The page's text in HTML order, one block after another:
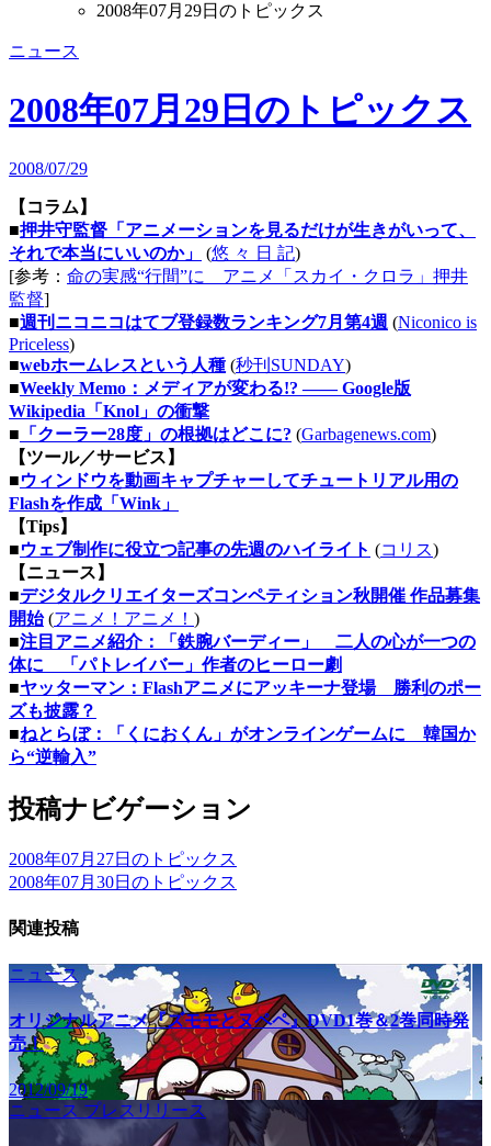
2008年07月29日のトピックス
ニュース
2008年07月29日のトピックス
2008/07/29
【コラム】
■押井守監督「アニメーションを見るだけが生きがいって、
それで本当にいいのか」
(悠 々 日 記)
[参考： 命の実感“行間”に アニメ「スカイ・クロラ」押井
監督]
■週刊ニコニコはてブ登録数ランキング7月第4週 (Niconico is
Priceless)
■webホームレスという人種 (秒刊SUNDAY)
■Weekly Memo：メディアが変わる!? ―― Google版
Wikipedia「Knol」の衝撃
■ 「クーラー28度」の根拠はどこに? (Garbagenews.com)
【ツール／サービス】
■ウィンドウを動画キャプチャーしてチュートリアル用の
Flashを作成「Wink」
【Tips】
■ウェブ制作に役立つ記事の先週のハイライト (コリス)
【ニュース】
■デジタルクリエイターズコンペティション秋開催 作品募集
開始(アニメ！アニメ！ )
■注目アニメ紹介：「鉄腕バーディー」 二人の心が一つの
体に 「パトレイバー」作者のヒーロー劇
■ヤッターマン：Flashアニメにアッキーナ登場 勝利のポー
ズも披露？
■ねとらぼ：「くにおくん」がオンラインゲームに 韓国か
ら“逆輸入”
投稿ナビゲーション
2008年07月27日のトピックス
2008年07月30日のトピックス
関連投稿
ニュース
オリジナルアニメ『ズモモとヌペペ』DVD1巻＆2巻同時発
売！
2012/09/19
ニュース プレスリリース